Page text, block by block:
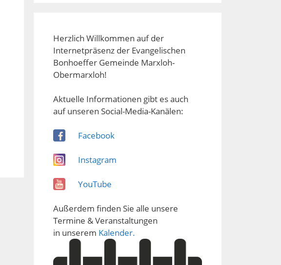
Herzlich Willkommen auf der
Internetpräsenz der Evangelischen
Bonhoeffer Gemeinde Marxloh-
Obermarxloh!
Aktuelle Informationen gibt es auch
auf unseren Social-Media-Kanälen:
Facebook
Instagram
YouTube
Außerdem finden Sie alle unsere
Termine & Veranstaltungen
in unserem Kalender.